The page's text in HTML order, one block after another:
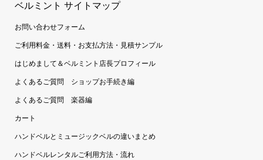
ベルミント サイトマップ
お問い合わせフォーム
ご利用料金・送料・お支払方法・見積サンプル
はじめまして＆ベルミント店長プロフィール
よくあるご質問 ショップお手続き編
よくあるご質問 楽器編
カート
ハンドベルとミュージックベルの違いまとめ
ハンドベルレンタルご利用方法・流れ